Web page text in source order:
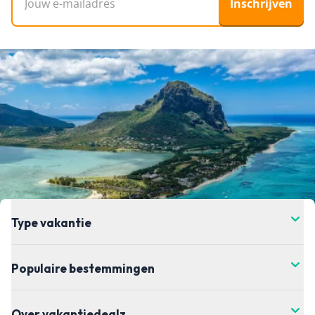
Inschrijven
Type vakantie
Populaire bestemmingen